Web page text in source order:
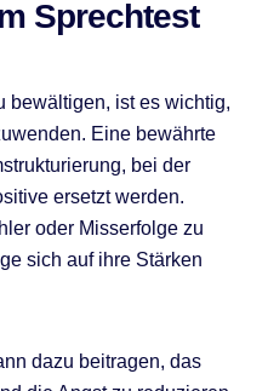
Sprechtest
bewältigen, ist es wichtig,
Eine bewährte
bei der
ersetzt werden.
oder Misserfolge zu
sich auf ihre Stärken
dazu beitragen, das